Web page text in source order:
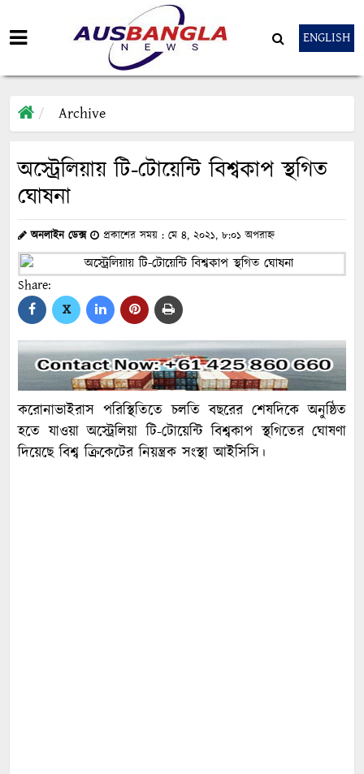
ENGLISH
Archive
অস্ট্রেলিয়ায় টি-টোয়েন্টি বিশ্বকাপ স্থগিত
ঘোষনা
অনলাইন ডেক্স প্রকাশের সময় : মে ৪, ২০২১, ৮:০১ অপরাহ্ন
Share:
X
করোনাভাইরাস পরিস্থিতিতে চলতি বছরের শেষদিকে অনুষ্ঠিত
হতে যাওয়া অস্ট্রেলিয়া টি-টোয়েন্টি বিশ্বকাপ স্থগিতের ঘোষণা
দিয়েছে বিশ্ব ক্রিকেটের নিয়ন্ত্রক সংস্থা আইসিসি।